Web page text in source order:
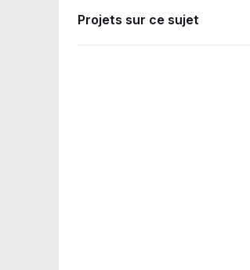
Projets sur ce sujet